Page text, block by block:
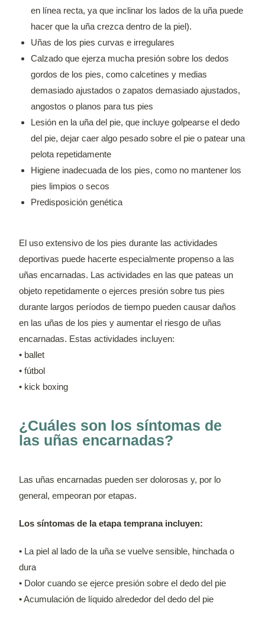
en línea recta, ya que inclinar los lados de la uña puede
hacer que la uña crezca dentro de la piel).
Uñas de los pies curvas e irregulares
Calzado que ejerza mucha presión sobre los dedos
gordos de los pies, como calcetines y medias
demasiado ajustados o zapatos demasiado ajustados,
angostos o planos para tus pies
Lesión en la uña del pie, que incluye golpearse el dedo
del pie, dejar caer algo pesado sobre el pie o patear una
pelota repetidamente
Higiene inadecuada de los pies, como no mantener los
pies limpios o secos
Predisposición genética
El uso extensivo de los pies durante las actividades
deportivas puede hacerte especialmente propenso a las
uñas encarnadas. Las actividades en las que pateas un
objeto repetidamente o ejerces presión sobre tus pies
durante largos períodos de tiempo pueden causar daños
en las uñas de los pies y aumentar el riesgo de uñas
encarnadas. Estas actividades incluyen:
• ballet
• fútbol
• kick boxing
¿Cuáles son los síntomas de
las uñas encarnadas?
Las uñas encarnadas pueden ser dolorosas y, por lo
general, empeoran por etapas.
Los síntomas de la etapa temprana incluyen:
• La piel al lado de la uña se vuelve sensible, hinchada o
dura
• Dolor cuando se ejerce presión sobre el dedo del pie
• Acumulación de líquido alrededor del dedo del pie